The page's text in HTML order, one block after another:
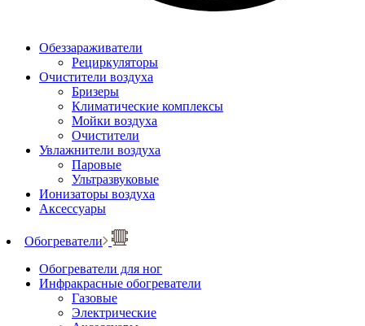
Обеззараживатели
Рециркуляторы
Очистители воздуха
Бризеры
Климатические комплексы
Мойки воздуха
Очистители
Увлажнители воздуха
Паровые
Ультразвуковые
Ионизаторы воздуха
Аксессуары
Обогреватели
Обогреватели для ног
Инфракрасные обогреватели
Газовые
Электрические